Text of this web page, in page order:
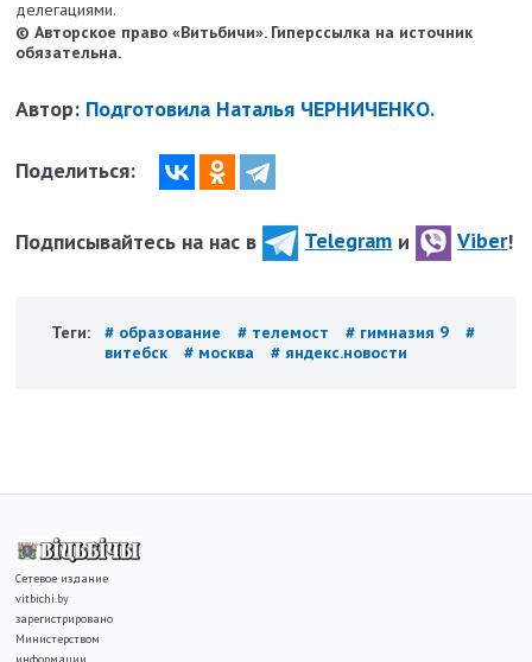
делегациями.
© Авторское право «Витьбичи». Гиперссылка на источник
обязательна.
Автор: Подготовила Наталья ЧЕРНИЧЕНКО.
Поделиться:
Подписывайтесь на нас в Telegram и Viber!
Теги: # образование # телемост # гимназия 9
#
витебск
# москва # яндекс.новости
Сетевое издание
vitbichi.by
зарегистрировано
Министерством